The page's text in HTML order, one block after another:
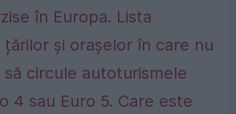
în Europa. Lista
și orașelor în care nu
să circule autoturismele
4 sau Euro 5. Care este